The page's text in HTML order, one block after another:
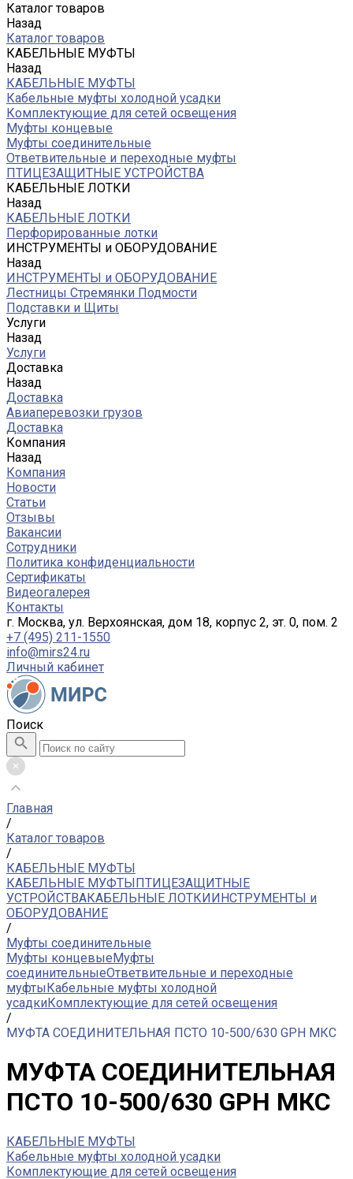
Каталог товаров
Назад
Каталог товаров
КАБЕЛЬНЫЕ МУФТЫ
Назад
КАБЕЛЬНЫЕ МУФТЫ
Кабельные муфты холодной усадки
Комплектующие для сетей освещения
Муфты концевые
Муфты соединительные
Ответвительные и переходные муфты
ПТИЦЕЗАЩИТНЫЕ УСТРОЙСТВА
КАБЕЛЬНЫЕ ЛОТКИ
Назад
КАБЕЛЬНЫЕ ЛОТКИ
Перфорированные лотки
ИНСТРУМЕНТЫ и ОБОРУДОВАНИЕ
Назад
ИНСТРУМЕНТЫ и ОБОРУДОВАНИЕ
Лестницы Стремянки Подмости
Подставки и Щиты
Услуги
Назад
Услуги
Доставка
Назад
Доставка
Авиаперевозки грузов
Доставка
Компания
Назад
Компания
Новости
Статьи
Отзывы
Вакансии
Сотрудники
Политика конфиденциальности
Сертификаты
Видеогалерея
Контакты
г. Москва, ул. Верхоянская, дом 18, корпус 2, эт. 0, пом. 2
+7 (495) 211-1550
info@mirs24.ru
Личный кабинет
Поиск
Главная
/
Каталог товаров
/
КАБЕЛЬНЫЕ МУФТЫ
КАБЕЛЬНЫЕ МУФТЫПТИЦЕЗАЩИТНЫЕ
УСТРОЙСТВАКАБЕЛЬНЫЕ ЛОТКИИНСТРУМЕНТЫ и
ОБОРУДОВАНИЕ
/
Муфты соединительные
Муфты концевыеМуфты
соединительныеОтветвительные и переходные
муфтыКабельные муфты холодной
усадкиКомплектующие для сетей освещения
/
МУФТА СОЕДИНИТЕЛЬНАЯ ПСТО 10-500/630 GPH МКС
МУФТА СОЕДИНИТЕЛЬНАЯ
ПСТО 10-500/630 GPH МКС
КАБЕЛЬНЫЕ МУФТЫ
Кабельные муфты холодной усадки
Комплектующие для сетей освещения